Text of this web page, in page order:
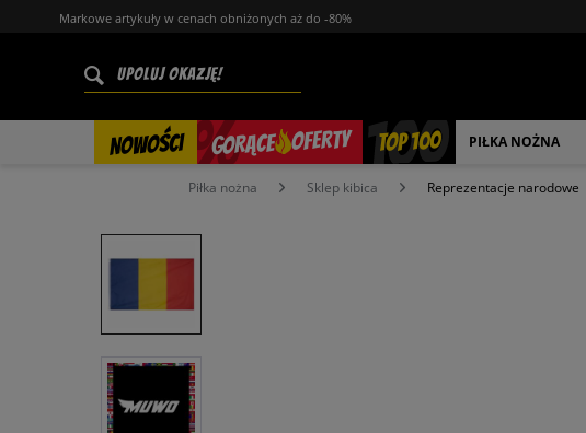
Markowe artykuły w cenach obniżonych aż do -80%
NOWOŚCI GORĄCE OFERTY
% TOP 100 PIŁKA NOŻNA
Piłka nożna Sklep kibica Reprezentacje narodowe